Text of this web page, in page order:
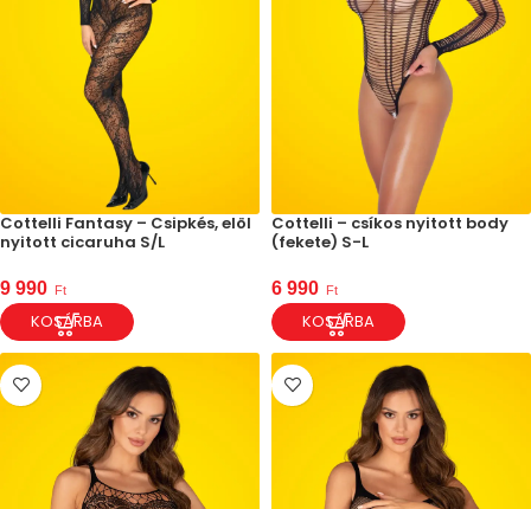
Cottelli Fantasy – Csipkés, elöl
nyitott cicaruha S/L
9 990 Ft
KOSÁRBA
Cottelli – csíkos nyitott body
(fekete) S-L
6 990 Ft
KOSÁRBA